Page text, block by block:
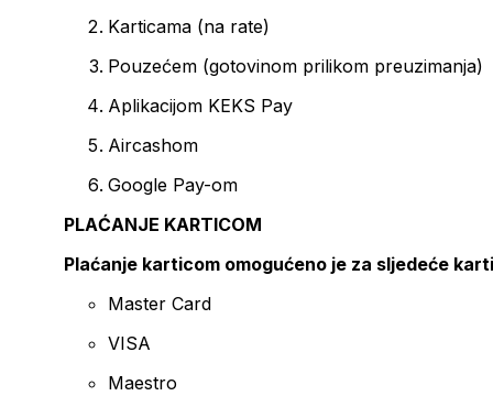
Karticama (na rate)
Pouzećem (gotovinom prilikom preuzimanja)
Aplikacijom KEKS Pay
Aircashom
Google Pay-om
PLAĆANJE KARTICOM
Plaćanje karticom omogućeno je za sljedeće
Master Card
VISA
Maestro